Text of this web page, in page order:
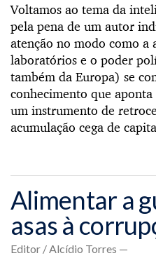
Voltamos ao tema da
pela pena de um autor
atenção no modo como a
laboratórios e o poder
também da Europa) se
conhecimento que
um instrumento de
acumulação cega de
Alimentar a
asas à
Editor / Alcídio Torres —